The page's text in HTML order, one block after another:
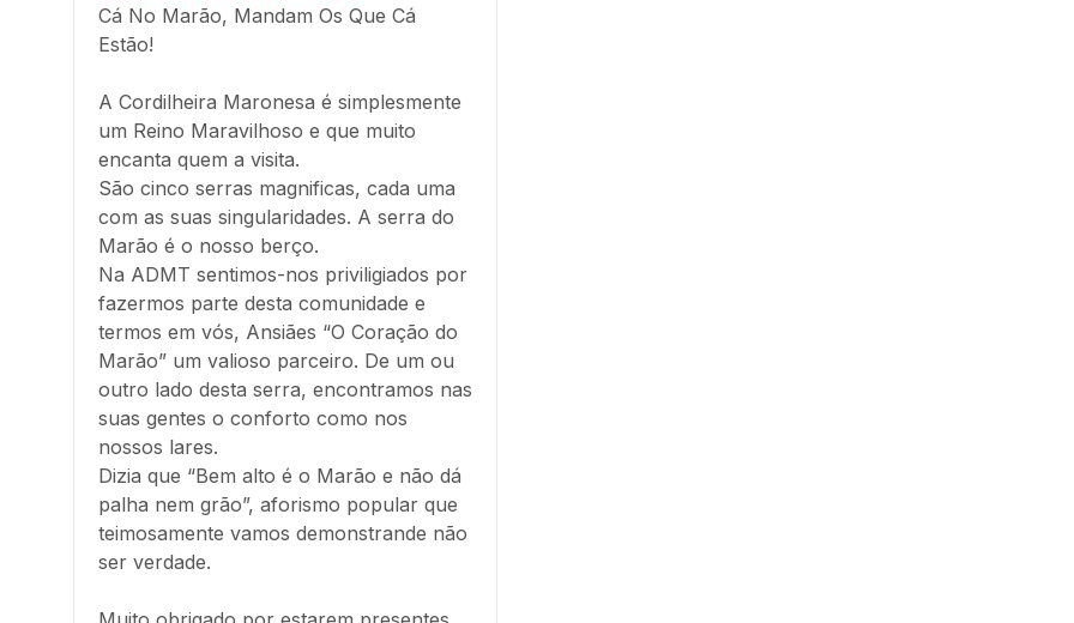
Cá No Marão, Mandam Os Que Cá
Estão!
A Cordilheira Maronesa é simplesmente
um Reino Maravilhoso e que muito
encanta quem a visita.
São cinco serras magnificas, cada uma
com as suas singularidades. A serra do
Marão é o nosso berço.
Na ADMT sentimos-nos priviligiados por
fazermos parte desta comunidade e
termos em vós, Ansiães “O Coração do
Marão” um valioso parceiro. De um ou
outro lado desta serra, encontramos nas
suas gentes o conforto como nos
nossos lares.
Dizia que “Bem alto é o Marão e não dá
palha nem grão”, aforismo popular que
teimosamente vamos demonstrande não
ser verdade.